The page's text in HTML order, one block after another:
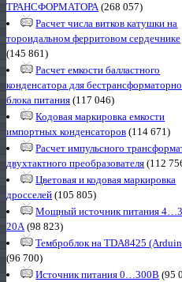
ТРАНСФОРМАТОРА(268 057)
Расчет числа витков катушки на
тороидальном ферритовом сердечнике
(145 861)
Расчет емкости балластного
конденсатора для
блока питания (117 046)
Кодовая маркировка емкости
импортных конденсаторов (114 671)
Расчет импульсного
двухтактного преобразователя (112
Цветовая и кодовая маркировка
дросселей (105 805)
Мощный источник питания
20А(98 823)
Темброблок на TDA8425
(96 700)
Источник питания 0…300В (95